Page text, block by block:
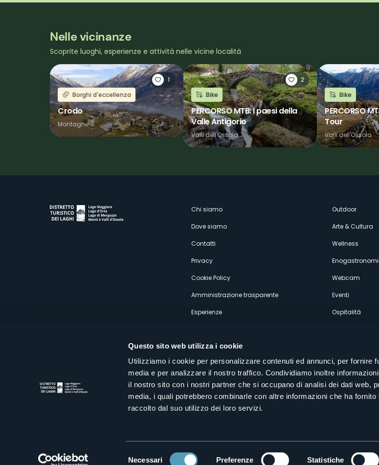
Questo sito web utilizza i cookie
Utilizziamo i cookie per personalizzare contenuti ed annunci, per fornire
media e per analizzare il nostro traffico. Condividiamo inoltre
il nostro sito con i nostri partner che si occupano di analisi dei dati web,
media, i quali potrebbero combinarle con altre informazioni che ha fornito
raccolto dal suo utilizzo dei loro servizi.
Necessari Preferenze Statistiche
Nelle vicinanze
Scoprite luoghi, esperienze e attività nelle vicine località
1
Borghi d'eccellenza
Crodo
Montagne
2
Bike
PERCORSO MTB: I paesi della
Valle Antigorio
Valli dell'Ossola
Bike
PERCORSO
Tour
Valli dell'Ossola
Menù
secondario
Chi siamo
Dove siamo
Contatti
Privacy
Cookie Policy
Amministrazione trasparente
Esperienze
Outdoor
Arte & Cultura
Wellness
Webcam
Eventi
Ospitalità
Distretto Turistico dei Laghi Scrl
Sede legale e operativa: Corso Italia 26 - 28838 Stresa VB - Italy
infoturismo@distrettolaghi.itedistrettolaghi@legalmail.it
Seguici sui